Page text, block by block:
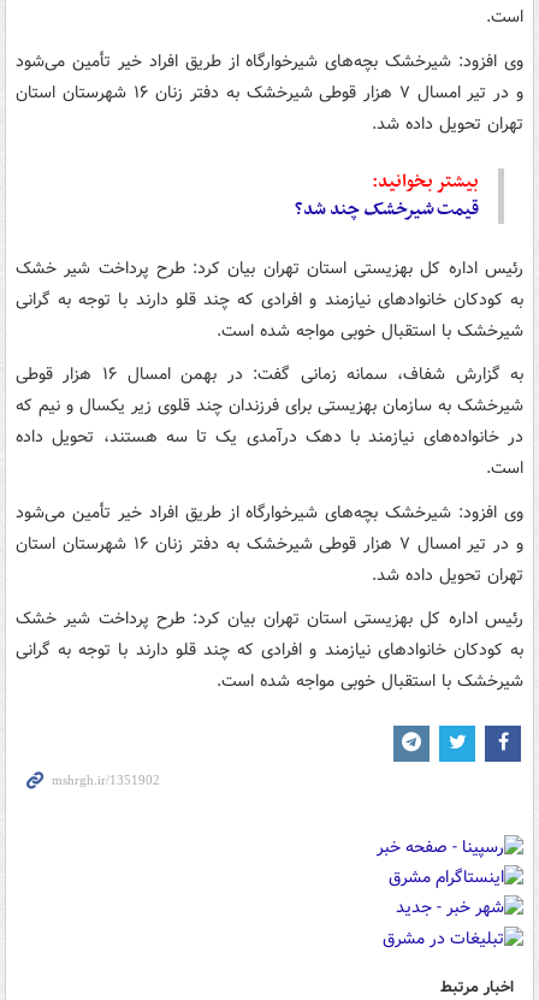
است.
وی افزود: شیرخشک بچه‌های شیرخوارگاه از طریق افراد خیر تأمین می‌شود
و در تیر امسال ۷ هزار قوطی شیرخشک به دفتر زنان ۱۶ شهرستان استان
تهران تحویل داده شد.
بیشتر بخوانید:
قیمتشیرخشکچند شد؟
رئیس اداره کل بهزیستی استان تهران بیان کرد: طرح پرداخت شیر خشک
به کودکان خانوادهای نیازمند و افرادی که چند قلو دارند با توجه به گرانی
شیرخشک با استقبال خوبی مواجه شده است.
به گزارش شفاف،‌ سمانه زمانی گفت: در بهمن امسال ۱۶ هزار قوطی
شیرخشک به سازمان بهزیستی برای فرزندان چند قلوی زیر یکسال و نیم که
در خانواده‌های نیازمند با دهک درآمدی یک تا سه هستند، تحویل داده
است.
وی افزود: شیرخشک بچه‌های شیرخوارگاه از طریق افراد خیر تأمین می‌شود
و در تیر امسال ۷ هزار قوطی شیرخشک به دفتر زنان ۱۶ شهرستان استان
تهران تحویل داده شد.
رئیس اداره کل بهزیستی استان تهران بیان کرد: طرح پرداخت شیر خشک
به کودکان خانوادهای نیازمند و افرادی که چند قلو دارند با توجه به گرانی
شیرخشک با استقبال خوبی مواجه شده است.
اخبار مرتبط